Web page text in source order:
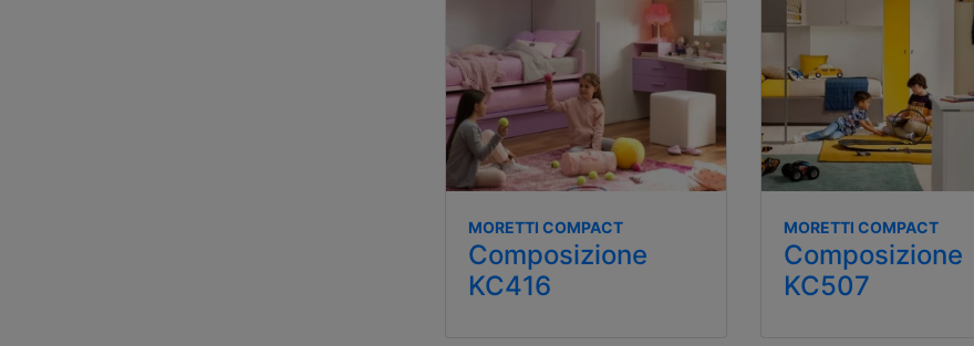
MORETTI COMPACT
Composizione
KC416
MORETTI COMPACT
Composizione
KC507